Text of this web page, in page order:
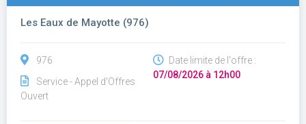
Les Eaux de Mayotte (976)
976
Service - Appel d'Offres
Ouvert
Date limite de l'offre :
07/08/2026 à 12h00